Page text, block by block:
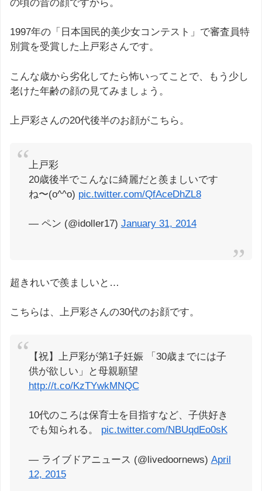
の頃の昔の顔ですから。
1997年の「日本国民的美少女コンテスト」で審査員特
別賞を受賞した上戸彩さんです。
こんな歳から劣化してたら怖いってことで、もう少し
老けた年齢の顔の見てみましょう。
上戸彩さんの20代後半のお顔がこちら。
上戸彩
20歳後半でこんなに綺麗だと羨ましいです
ね〜(o^^o) pic.twitter.com/QfAceDhZL8
— ペン (@idoller17) January 31, 2014
超きれいで羨ましいと…
こちらは、上戸彩さんの30代のお顔です。
【祝】上戸彩が第1子妊娠 「30歳までには子
供が欲しい」と母親願望
http://t.co/KzTYwkMNQC
10代のころは保育士を目指すなど、子供好き
でも知られる。 pic.twitter.com/NBUqdEo0sK
— ライブドアニュース (@livedoornews) April
12, 2015